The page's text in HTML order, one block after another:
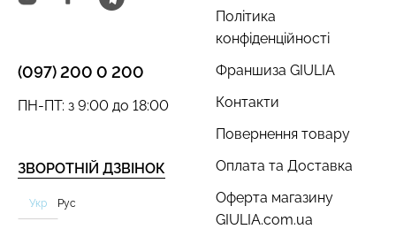
Політика
конфіденційності
Франшиза GIULIA
Контакти
Повернення товару
Оплата та Доставка
Оферта магазину
GIULIA.com.ua
(097) 200 0 200
ЗВОРОТНІЙ ДЗВІНОК
ПН-ПТ: з 9:00 до 18:00
Укр Рус